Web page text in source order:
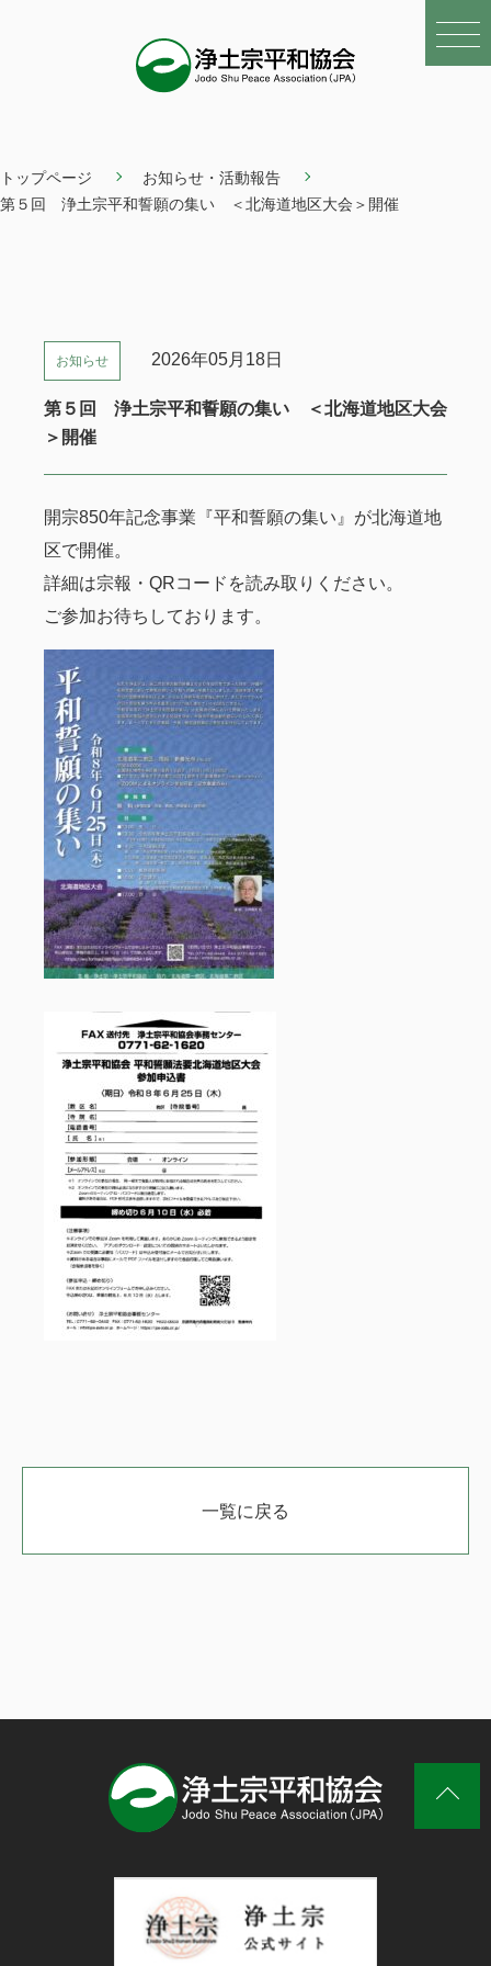
トップページ
お知らせ・活動報告
第５回 浄土宗平和誓願の集い ＜北海道地区大会＞開催
お知らせ 2026年05月18日
第５回 浄土宗平和誓願の集い ＜北海道地区大会
＞開催
開宗850年記念事業『平和誓願の集い』が北海道地
区で開催。
詳細は宗報・QRコードを読み取りください。
ご参加お待ちしております。
一覧に戻る